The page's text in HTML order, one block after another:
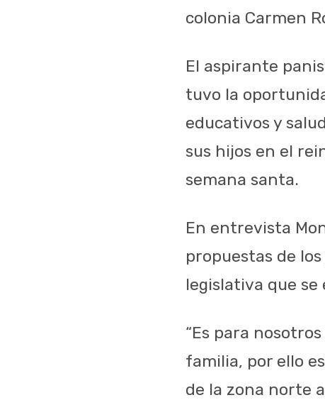
colonia Carmen
El aspirante
tuvo la
educativos y
sus hijos en el
semana santa.
En entrevista
propuestas de
legislativa que se
“Es para
familia, por ello
de la zona norte